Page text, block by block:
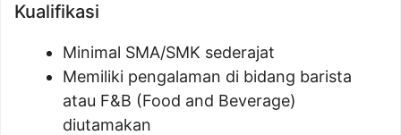
Kualifikasi
Minimal SMA/SMK sederajat
Memiliki pengalaman di bidang barista
atau F&B (Food and Beverage)
diutamakan